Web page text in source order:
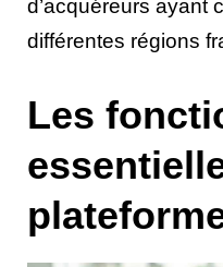
d’acquéreurs ayant
différentes régions
Les